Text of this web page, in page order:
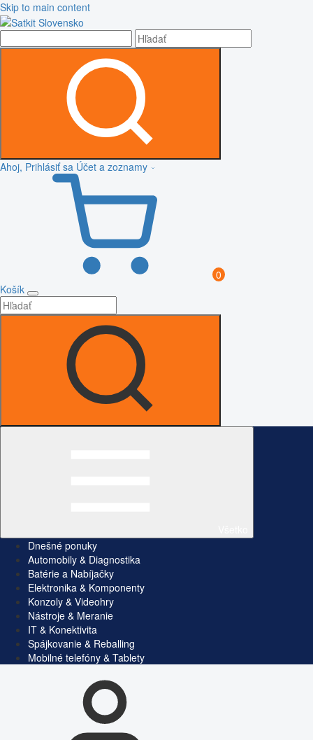
Skip to main content
Ahoj, Prihlásiť sa Účet a zoznamy
0
Košík
Dnešné ponuky
Automobily & Diagnostika
Batérie a Nabíjačky
Elektronika & Komponenty
Konzoly & Videohry
Nástroje & Meranie
IT & Konektivita
Spájkovanie & Reballing
Mobilné telefóny & Tablety